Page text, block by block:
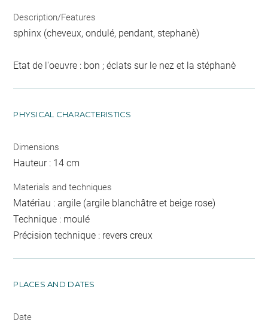
Description/Features
sphinx (cheveux, ondulé, pendant, stephanè)
Etat de l'oeuvre : bon ; éclats sur le nez et la stéphanè
PHYSICAL CHARACTERISTICS
Dimensions
Hauteur : 14 cm
Materials and techniques
Matériau : argile (argile blanchâtre et beige rose)
Technique : moulé
Précision technique : revers creux
PLACES AND DATES
Date